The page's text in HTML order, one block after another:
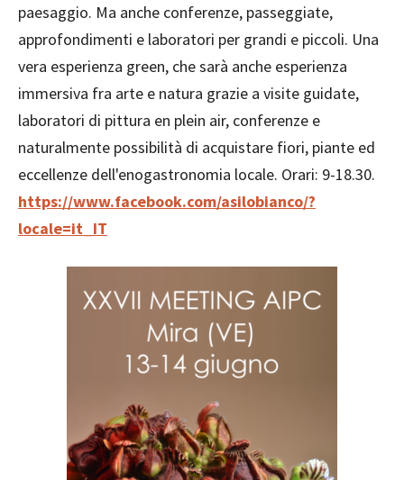
paesaggio. Ma anche conferenze, passeggiate,
approfondimenti e laboratori per grandi e piccoli. Una
vera esperienza green, che sarà anche esperienza
immersiva fra arte e natura grazie a visite guidate,
laboratori di pittura en plein air, conferenze e
naturalmente possibilità di acquistare fiori, piante ed
eccellenze dell'enogastronomia locale. Orari: 9-18.30.
https://www.facebook.com/asilobianco/?
locale=it_IT